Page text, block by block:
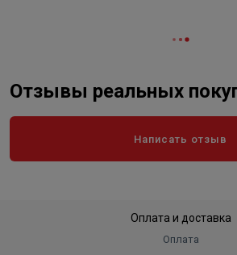
Отзывы реальных
Написать отзыв
Оплата и доставка
Оплата